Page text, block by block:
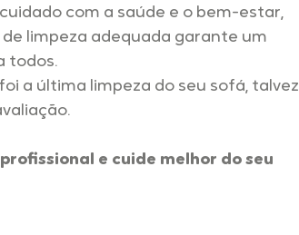
com a saúde e o bem-estar,
limpeza adequada garante um
todos.
a última limpeza do seu sofá, talvez
e cuide melhor do seu